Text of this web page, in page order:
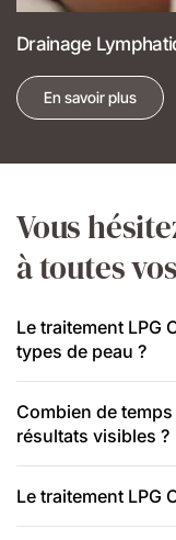
Drainage
En savoir plus
Vous
à toutes
Le traitement LPG
types de peau ?
Combien de
résultats visibles ?
Le traitement LPG